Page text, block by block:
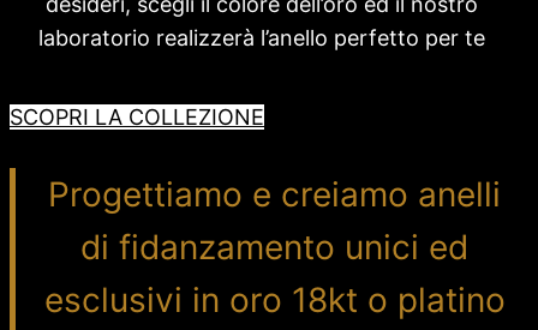
laboratorio realizzerà l’anello perfetto per te
SCOPRI LA COLLEZIONE
Progettiamo e creiamo anelli
di fidanzamento unici ed
esclusivi in oro 18kt o platino